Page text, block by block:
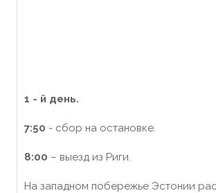
1 - й день.
7:50 - сбор на остановке.
8:00 – выезд из Риги.
На западном побережье Эстонии